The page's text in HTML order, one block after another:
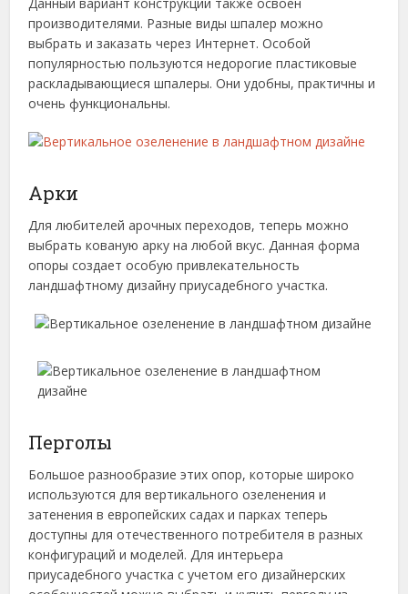
производителями. Разные виды шпалер можно
выбрать и заказать через Интернет. Особой
популярностью пользуются недорогие пластиковые
раскладывающиеся шпалеры. Они удобны, практичны и
очень функциональны.
Арки
Для любителей арочных переходов, теперь можно
выбрать кованую арку на любой вкус. Данная форма
опоры создает особую привлекательность
ландшафтному дизайну приусадебного участка.
Перголы
Большое разнообразие этих опор, которые широко
используются для вертикального озеленения и
затенения в европейских садах и парках теперь
доступны для отечественного потребителя в разных
конфигураций и моделей. Для интерьера
приусадебного участка с учетом его дизайнерских